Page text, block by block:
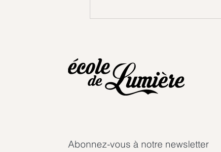
Abonnez-vous à notre newsletter